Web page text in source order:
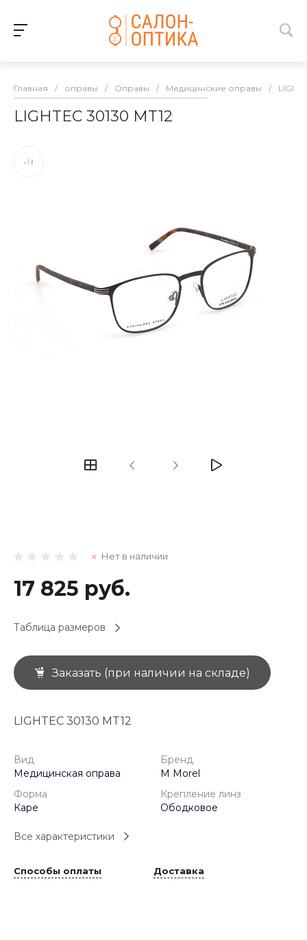
Главная / оправы / Оправы / Медицинские оправы /
LIGHTEC 30130 MT12
Нет в наличии
17 825 руб.
Таблица размеров
Заказать (при наличии на складе)
LIGHTEC 30130 MT12
Вид
Медицинская оправа
Бренд
M Morel
Форма
Каре
Крепление линз
Ободковое
Все характеристики
Способы оплаты Доставка